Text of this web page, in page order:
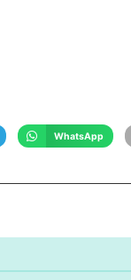
WhatsApp